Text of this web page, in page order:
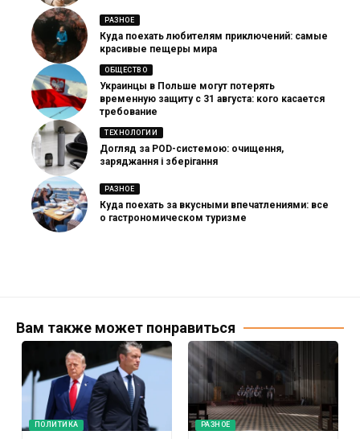
РАЗНОЕ
Куда поехать любителям приключений: самые
красивые пещеры мира
ОБЩЕСТВО
Украинцы в Польше могут потерять
временную защиту с 31 августа: кого касается
требование
ТЕХНОЛОГИИ
Догляд за POD-системою: очищення,
заряджання і зберігання
РАЗНОЕ
Куда поехать за вкусными впечатлениями: все
о гастрономическом туризме
Вам также может понравиться
ПОЛИТИКА РАЗНОЕ